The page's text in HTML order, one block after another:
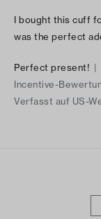
I bought this cuff
was the perfect
Perfect present! |
Incentive-
Verfasst auf US-